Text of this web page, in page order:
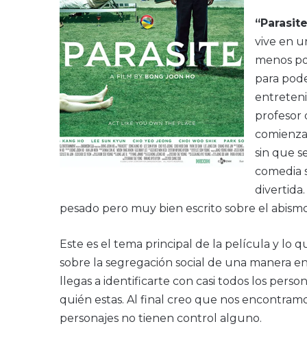
vive en
menos
para
profesor
sin que
comedia
pesado pero muy bien escrito sobre el
Este es el tema principal de la película y lo
sobre la segregación social de una manera
llegas a identificarte con casi todos los
quién estas. Al final creo que nos
personajes no tienen control alguno.